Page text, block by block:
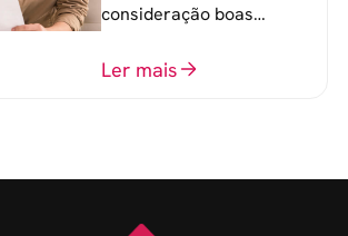
consideração boas
o perfil do profissional e
Ler mais